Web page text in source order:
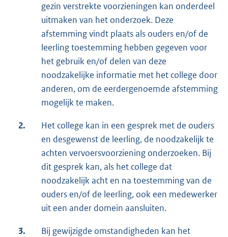
gezin verstrekte voorzieningen kan onderdeel
uitmaken van het onderzoek. Deze
afstemming vindt plaats als ouders en/of de
leerling toestemming hebben gegeven voor
het gebruik en/of delen van deze
noodzakelijke informatie met het college door
anderen, om de eerdergenoemde afstemming
mogelijk te maken.
2.
Het college kan in een gesprek met de ouders
en desgewenst de leerling, de noodzakelijk te
achten vervoersvoorziening onderzoeken. Bij
dit gesprek kan, als het college dat
noodzakelijk acht en na toestemming van de
ouders en/of de leerling, ook een medewerker
uit een ander domein aansluiten.
3.
Bij gewijzigde omstandigheden kan het